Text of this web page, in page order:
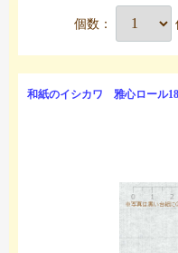
個数：
和紙のイシカワ 雅心ロール